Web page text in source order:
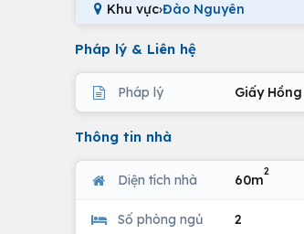
Khu vực›Đào Nguyên
Pháp lý & Liên hệ
Pháp lý Giấy Hồng
Thông tin nhà
Diện tích nhà 60m
2
Số phòng ngủ 2